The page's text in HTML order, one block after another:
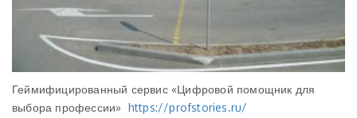
Геймифицированный сервис «Цифровой помощник для
выбора профессии» https://profstories.ru/